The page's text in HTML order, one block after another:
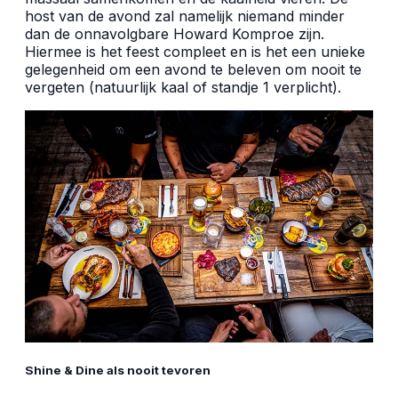
host van de avond zal namelijk niemand minder
dan de onnavolgbare Howard Komproe zijn.
Hiermee is het feest compleet en is het een unieke
gelegenheid om een avond te beleven om nooit te
vergeten (natuurlijk kaal of standje 1 verplicht).
Shine & Dine als nooit tevoren